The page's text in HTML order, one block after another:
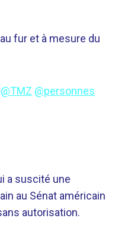
fur et à mesure du
@TMZ @personnes
a suscité une
au Sénat américain
autorisation.